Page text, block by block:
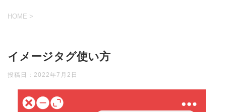
HOME >
イメージタグ使い方
投稿日： 2022年7月2日